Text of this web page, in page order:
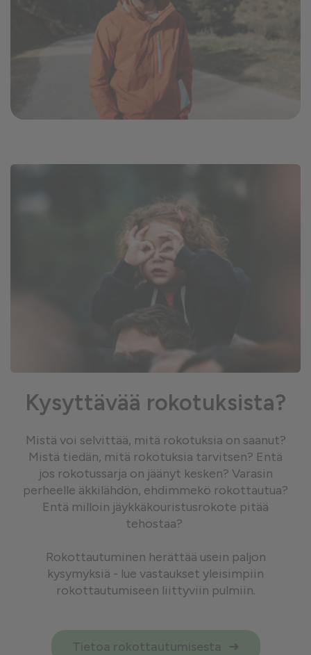
Kysyttävää rokotuksista?
Mistä voi selvittää, mitä rokotuksia on saanut?
Mistä tiedän, mitä rokotuksia tarvitsen? Entä
jos rokotussarja on jäänyt kesken? Varasin
perheelle äkkilähdön, ehdimmekö rokottautua?
Entä milloin jäykkäkouristusrokote pitää
tehostaa?
Rokottautuminen herättää usein paljon
kysymyksiä - lue vastaukset yleisimpiin
rokottautumiseen liittyviin pulmiin.
Tietoa rokottautumisesta